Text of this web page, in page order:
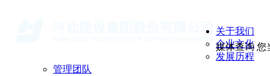
关于我们
企业文化
发展历程
管理团队
媒体查询 您